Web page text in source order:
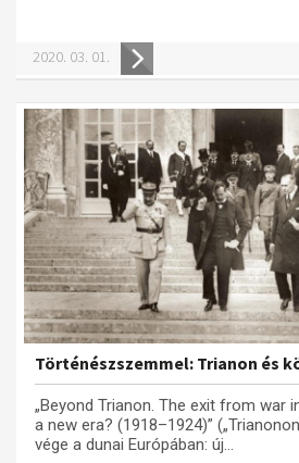
2020. 03. 01.
Történészszemmel: Trianon és
„Beyond Trianon. The exit from war
a new era? (1918–1924)”
vége a dunai Európában: új...